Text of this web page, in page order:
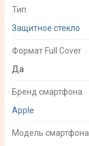
Тип
Защитное стекло
Формат Full Cover
Да
Бренд смартфона
Apple
Модель смартфона